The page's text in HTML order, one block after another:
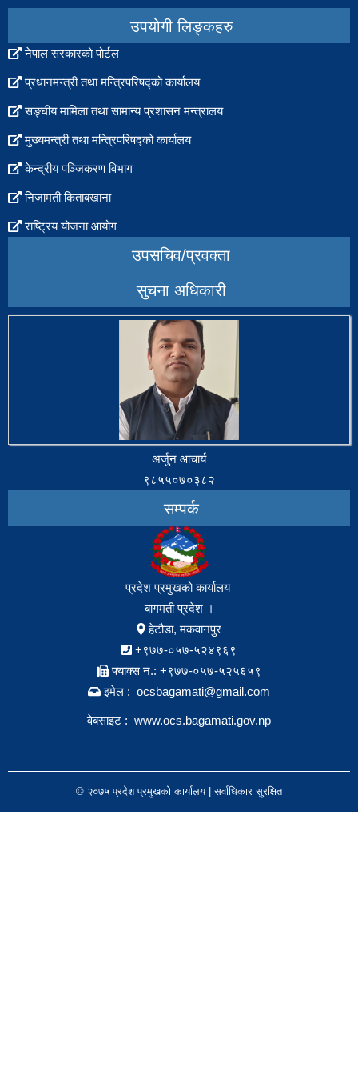
उपयोगी लिङ्कहरु
नेपाल सरकारको पोर्टल
प्रधानमन्त्री तथा मन्त्रिपरिषद्को कार्यालय
सङ्घीय मामिला तथा सामान्य प्रशासन मन्त्रालय
मुख्यमन्त्री तथा मन्त्रिपरिषद्को कार्यालय
केन्द्रीय पञ्जिकरण विभाग
निजामती किताबखाना
राष्ट्रिय योजना आयोग
उपसचिव/प्रवक्ता
सुचना अधिकारी
अर्जुन आचार्य
९८५५०७०३८२
सम्पर्क
प्रदेश प्रमुखको कार्यालय
बागमती प्रदेश ।
हेटौडा, मकवानपुर
+९७७-०५७-५२४९६९
फ्याक्स न.: +९७७-०५७-५२५६५९
इमेल : ocsbagamati@gmail.com
वेबसाइट : www.ocs.bagamati.gov.np
© २०७५ प्रदेश प्रमुखको कार्यालय | सर्वाधिकार सुरक्षित